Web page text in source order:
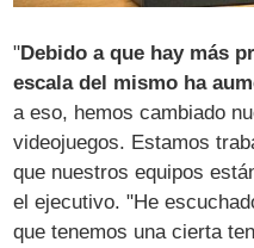
"Debido a que hay más
escala del mismo ha
a eso, hemos cambiado
videojuegos. Estamos
que nuestros equipos
el ejecutivo. "He
que tenemos una cierta